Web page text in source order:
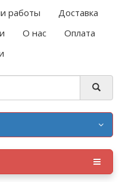
работы
Доставка
О нас
Оплата